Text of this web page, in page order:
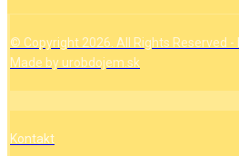
© Copyright 2026. All Rights Reserved -
Made by urobdojem.sk
Kontakt